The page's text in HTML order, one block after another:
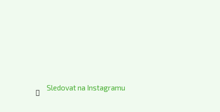
Sledovat na Instagramu